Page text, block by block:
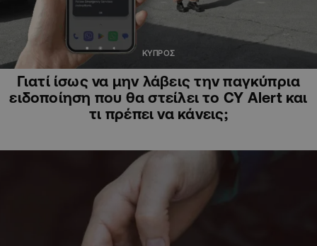
ΚΥΠΡΟΣ
Γιατί ίσως να μην λάβεις την παγκύπρια
ειδοποίηση που θα στείλει το CY Alert και
τι πρέπει να κάνεις;